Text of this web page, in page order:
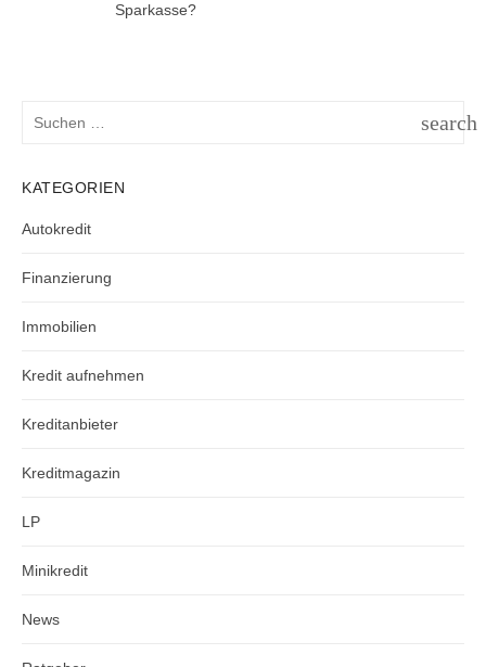
Sparkasse?
search
KATEGORIEN
Autokredit
Finanzierung
Immobilien
Kredit aufnehmen
Kreditanbieter
Kreditmagazin
LP
Minikredit
News